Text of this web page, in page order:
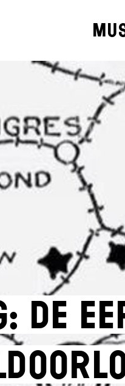
De